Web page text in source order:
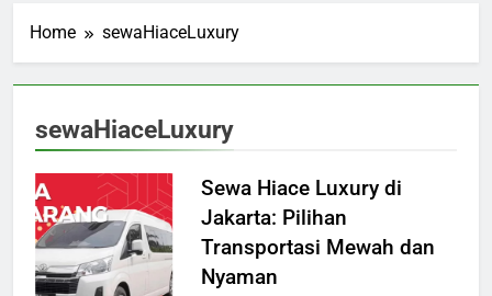
Home sewaHiaceLuxury
sewaHiaceLuxury
Sewa Hiace Luxury di
Jakarta: Pilihan
Transportasi Mewah dan
Nyaman